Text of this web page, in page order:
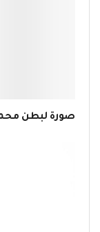
صورة لبطن